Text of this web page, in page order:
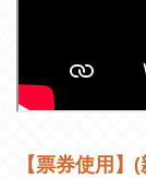
【票券使用】